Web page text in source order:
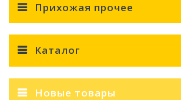
Прихожая прочее
Каталог
Новые товары